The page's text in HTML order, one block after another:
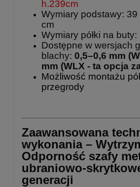
h.239cm
Wymiary podstawy: 39
cm
Wymiary półki na
Dostępne w wersjach
blachy: 0,5–0,6 mm
mm (WLX - ta opcja
Możliwość montażu
przegrody
Zaawansowana
wykonania –
Odporność szafy
ubraniowo-
generacji